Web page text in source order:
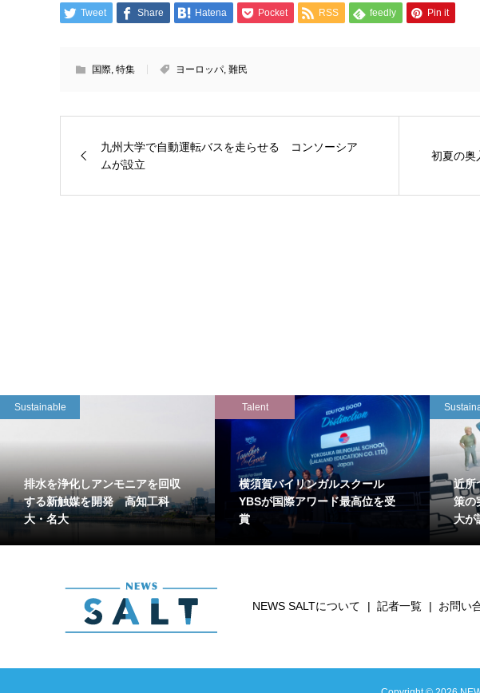
Tweet Share Hatena Pocket RSS feedly Pin it
国際, 特集 ヨーロッパ, 難民
九州大学で自動運転バスを走らせる コンソーシア
ムが設立
初夏の奥
Sustainable
排水を浄化しアンモニアを回収
する新触媒を開発 高知工科
大・名大
Talent
横須賀バイリンガルスクール
YBSが国際アワード最高位を受
賞
近所
策の
大が
NEWS SALTについて 記者一覧 お問い